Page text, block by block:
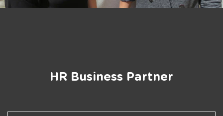
HR Business Partner